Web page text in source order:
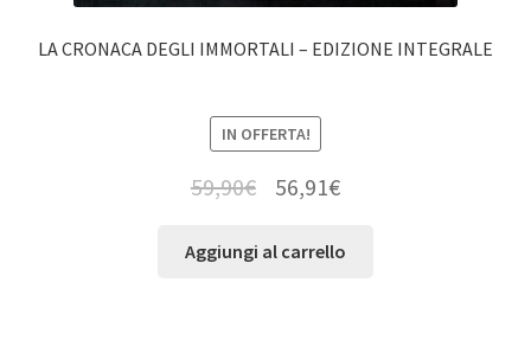
LA CRONACA DEGLI IMMORTALI – EDIZIONE INTEGRALE
IN OFFERTA!
59,90€ 56,91€
Aggiungi al carrello